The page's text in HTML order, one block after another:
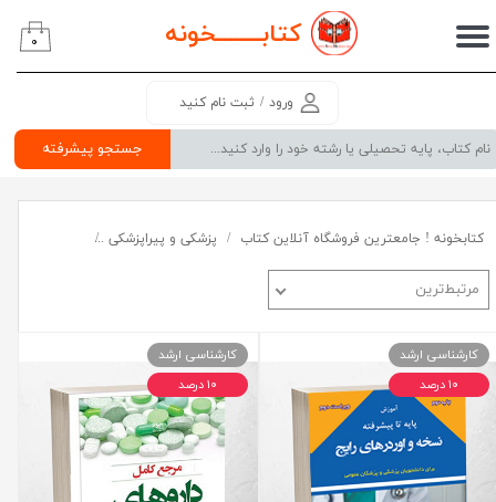
کتابــــــــخونه
جستجو پیشرفته
ورود / ثبت نام کنید
حساب کاربری من
سفارشات
خروج از حساب کاربری
۰
کتابخونه ! جامعترین فروشگاه آنلاین کتاب پزشکی و پیراپزشکی
مرتبط‌ترین
کارشناسی ارشد
۱۰ درصد
کارشناسی ارشد
۱۰ درصد